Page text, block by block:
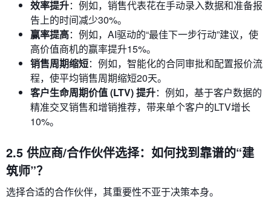
效率提升：例如，销售代表花在手动录入数据和准备报
告上的时间减少30%。
赢率提高：例如，AI驱动的“最佳下一步行动”建议，使
高价值商机的赢率提升15%。
销售周期缩短：例如，智能化的合同审批和配置报价流
程，使平均销售周期缩短20天。
客户生命周期价值 (LTV) 提升：例如，基于客户数据的
精准交叉销售和增销推荐，带来单个客户的LTV增长
10%。
2.5 供应商/合作伙伴选择：如何找到靠谱的“建
筑师”？
选择合适的合作伙伴，其重要性不亚于决策本身。